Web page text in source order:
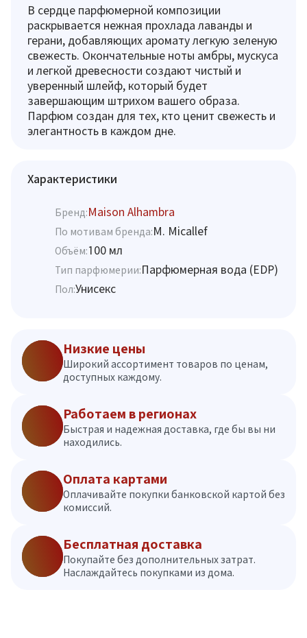
В сердце парфюмерной композиции
раскрывается нежная прохлада лаванды и
герани, добавляющих аромату легкую зеленую
свежесть. Окончательные ноты амбры, мускуса
и легкой древесности создают чистый и
уверенный шлейф, который будет
завершающим штрихом вашего образа.
Парфюм создан для тех, кто ценит свежесть и
элегантность в каждом дне.
Характеристики
Бренд:Maison Alhambra
По мотивам бренда:M. Micallef
Объём:100 мл
Тип парфюмерии:Парфюмерная вода (EDP)
Пол:Унисекс
Низкие цены
Широкий ассортимент товаров по ценам,
доступных каждому.
Работаем в регионах
Быстрая и надежная доставка, где бы вы ни
находились.
Оплата картами
Оплачивайте покупки банковской картой без
комиссий.
Бесплатная доставка
Покупайте без дополнительных затрат.
Наслаждайтесь покупками из дома.